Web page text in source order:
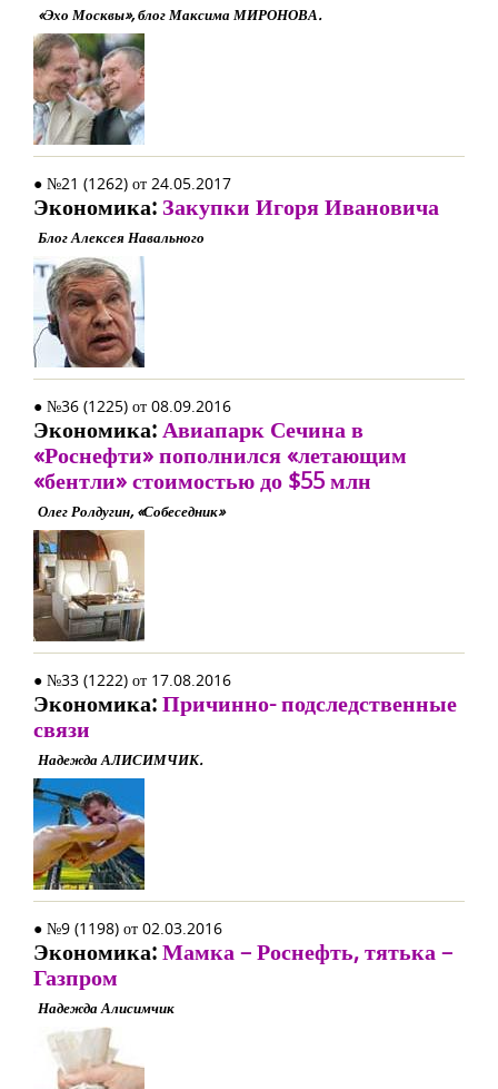
«Эхо Москвы», блог Максима МИРОНОВА.
● №21 (1262) от 24.05.2017
Экономика: Закупки Игоря Ивановича
Блог Алексея Навального
● №36 (1225) от 08.09.2016
Экономика:Авиапарк Сечина в
«Роснефти» пополнился «летающим
«бентли» стоимостью до $55 млн
Олег Ролдугин, «Собеседник»
● №33 (1222) от 17.08.2016
Экономика:Причинно- подследственные
связи
Надежда АЛИСИМЧИК.
● №9 (1198) от 02.03.2016
Экономика:Мамка – Роснефть, тятька –
Газпром
Надежда Алисимчик